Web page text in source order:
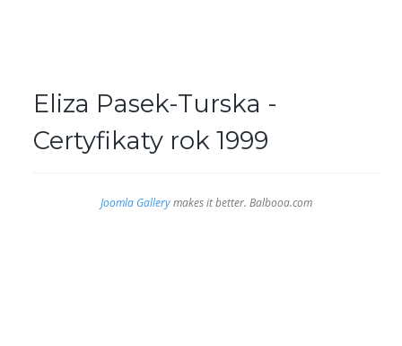
Eliza Pasek-Turska -
Certyfikaty rok 1999
Joomla Gallerymakes it better. Balbooa.com